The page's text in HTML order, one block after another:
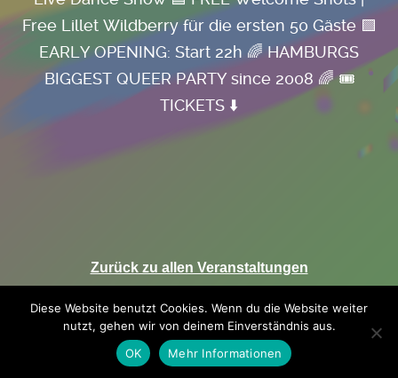
Free Lillet Wildberry für die ersten 50 Gäste🟪
EARLY OPENING: Start 22h 🌈 HAMBURGS
BIGGEST QUEER PARTY since 2008 🌈🎟️
TICKETS ⬇️
Zurück zu allen Veranstaltungen
Diese Website benutzt Cookies. Wenn du die Website weiter
nutzt, gehen wir von deinem Einverständnis aus.
OK
Mehr Informationen